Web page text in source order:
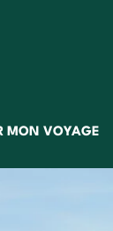
MON VOYAGE